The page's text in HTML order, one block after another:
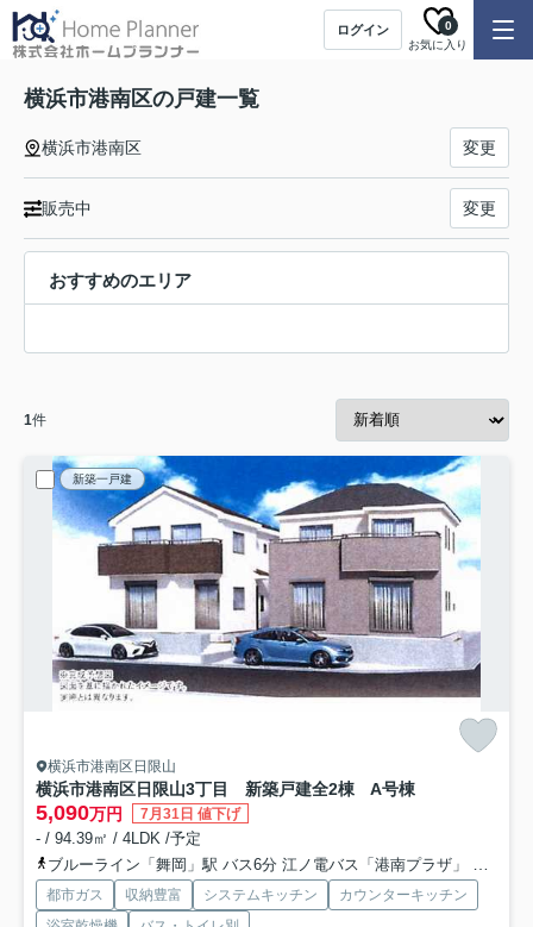
ログイン
お気に入り
0
横浜市港南区の戸建一覧
横浜市港南区 変更
販売中 変更
おすすめのエリア
1件
新築一戸建
横浜市港南区日限山
横浜市港南区日限山3丁目 新築戸建全2棟 A号棟
5,090万円 7月31日 値下げ
- / 94.39㎡ / 4LDK /予定
ブルーライン「舞岡」駅 バス6分 江ノ電バス「港南プラザ」 停歩6分
都市ガス 収納豊富 システムキッチン
カウンターキッチン